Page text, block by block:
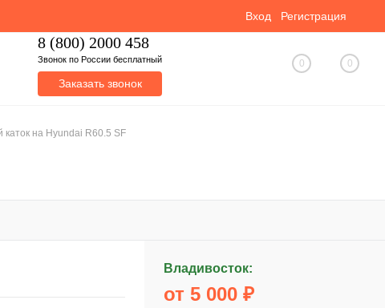
Вход Регистрация
8 (800) 2000 458
Звонок по России бесплатный
Заказать звонок
0 0
на Hyundai R60.5 SF
Владивосток:
от 5 000 ₽